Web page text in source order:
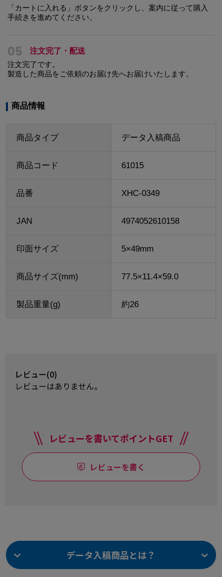
「カートに入れる」ボタンをクリックし、案内に従って購入
手続きを進めてください。
05
注文完了・配送
注文完了です。
製造した商品をご依頼のお届け先へお届けいたします。
商品情報
商品タイプ データ入稿商品
商品コード 61015
品番 XHC-0349
JAN 4974052610158
印面サイズ 5×49mm
商品サイズ(mm) 77.5×11.4×59.0
製品重量(g) 約26
レビュー(0)
レビューはありません。
レビューを書いてポイントGET
レビューを書く
データ入稿商品とは？